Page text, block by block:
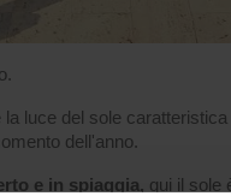
luce del sole
dell'anno.
e in spiaggia, qui il sole